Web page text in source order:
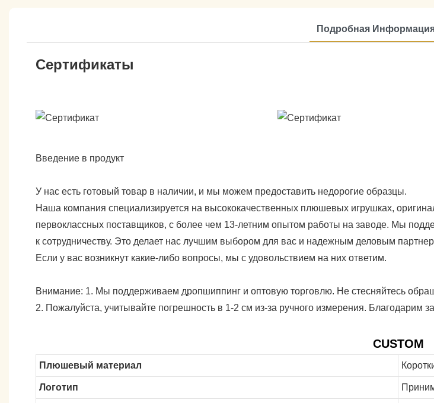
Подробная
Сертификаты
Введение в продукт
У нас есть готовый товар в наличии, и мы можем предоставить недорогие образцы.
Наша компания специализируется на высококачественных плюшевых игрушках,
первоклассных поставщиков, с более чем 13-летним опытом работы на заводе. Мы
к сотрудничеству. Это делает нас лучшим выбором для вас и надежным деловым
Если у вас возникнут какие-либо вопросы, мы с удовольствием на них ответим.
Внимание: 1. Мы поддерживаем дропшиппинг и оптовую торговлю. Не стесняйтесь
2. Пожалуйста, учитывайте погрешность в 1-2 см из-за ручного измерения. Благодарим
CUSTOM
Плюшевый материал
Логотип